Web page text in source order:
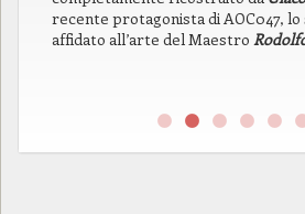
recente protagonista di AOC047,
affidato all’arte del Maestro